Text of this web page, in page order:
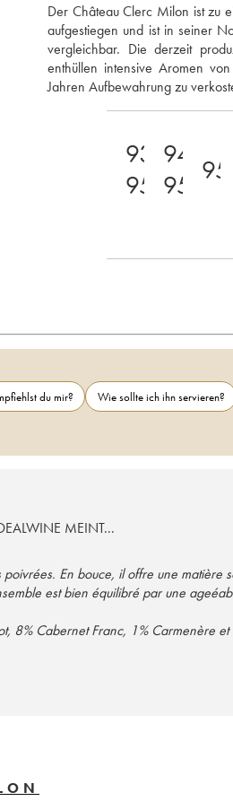
Der Château Clerc Milon ist zu
aufgestiegen und ist in seiner
vergleichbar. Die derzeit
enthüllen intensive Aromen
Jahren Aufbewahrung zu
93-
95
94-
95
95
du mir? Wie sollte ich ihn servieren?
MEINT...
En bouce, il offre une matière
est bien équilibré par une
Sauvignon, 28% Merlot, 8% Cabernet Franc, 1%